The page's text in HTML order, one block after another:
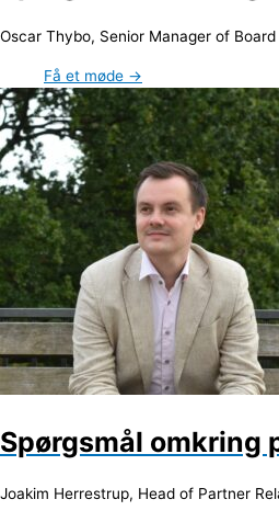
Oscar Thybo, Senior Manager of
Få et møde →
Spørgsmål omkring
Joakim Herrestrup, Head of Partner